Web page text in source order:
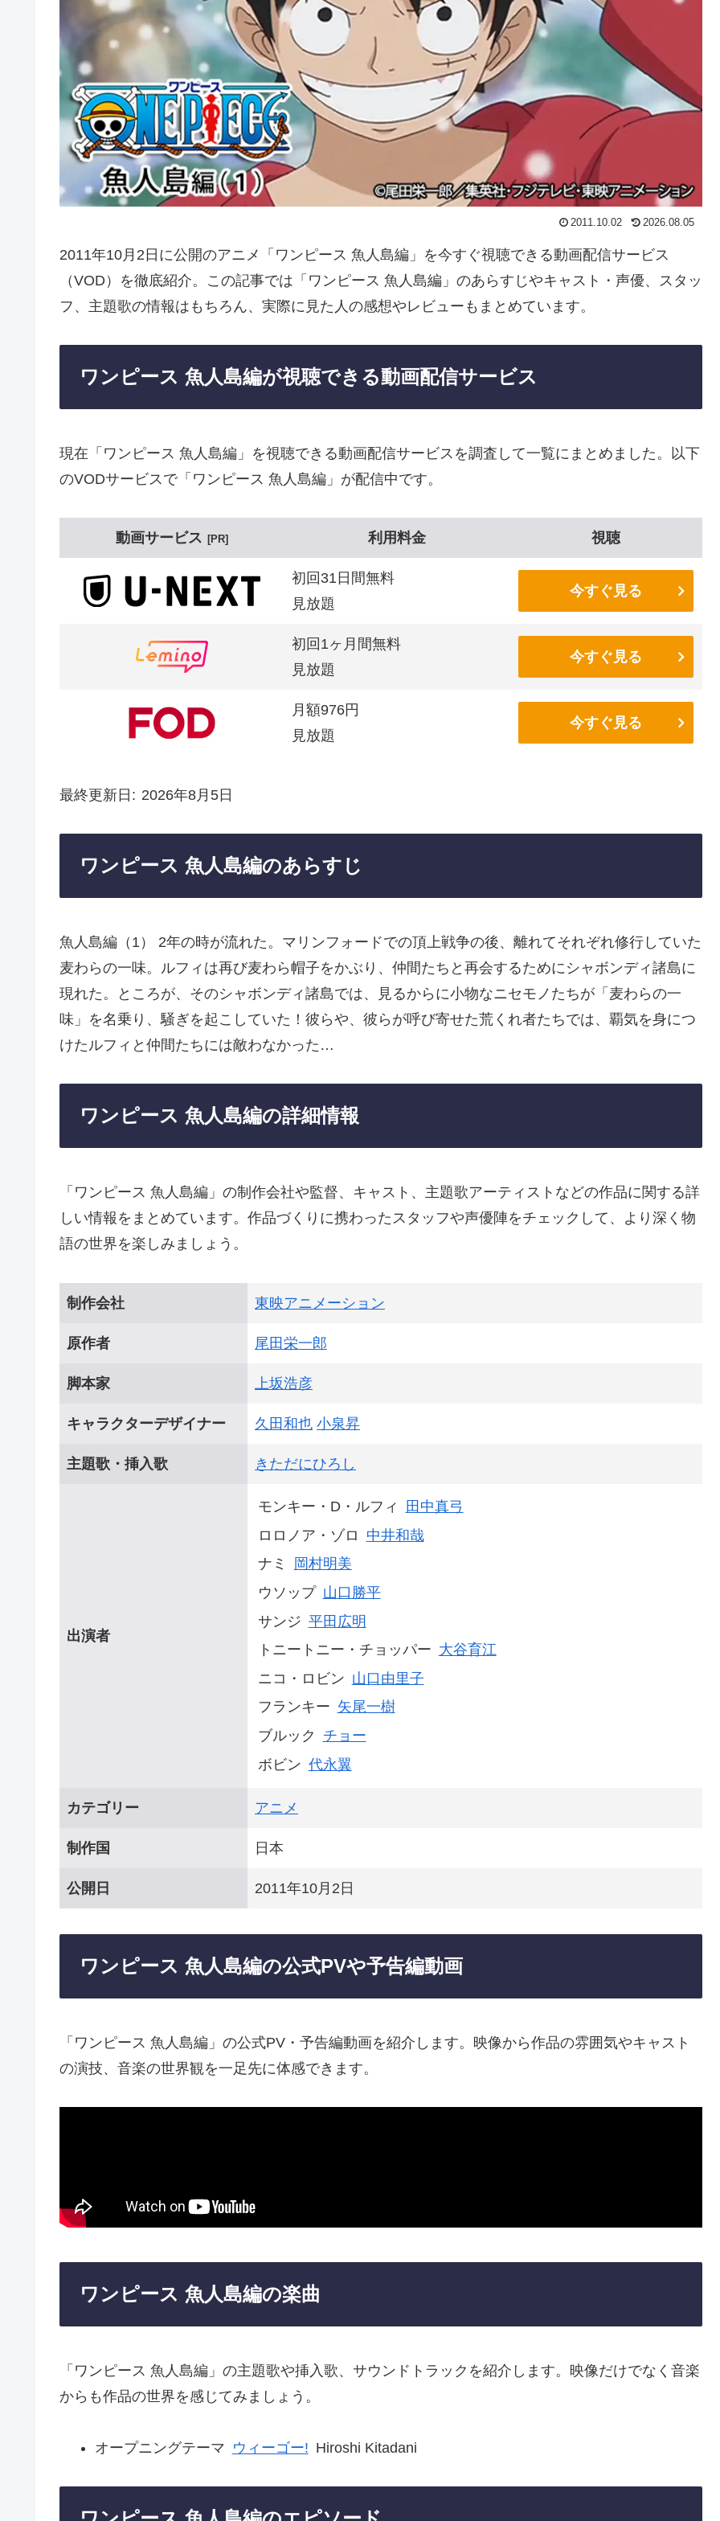
2011.10.02 2026.08.05
2011年10月2日に公開のアニメ「ワンピース 魚人島編」を今すぐ視聴できる動画配信サービス
（VOD）を徹底紹介。この記事では「ワンピース 魚人島編」のあらすじやキャスト・声優、スタッ
フ、主題歌の情報はもちろん、実際に見た人の感想やレビューもまとめています。
ワンピース 魚人島編が視聴できる動画配信サービス
現在「ワンピース 魚人島編」を視聴できる動画配信サービスを調査して一覧にまとめました。以下
のVODサービスで「ワンピース 魚人島編」が配信中です。
動画サービス PR 利用料金 視聴
初回31日間無料
見放題
今すぐ見る
初回1ヶ月間無料
見放題
今すぐ見る
月額976円
見放題
今すぐ見る
最終更新日 2026年8月5日
ワンピース 魚人島編のあらすじ
魚人島編（1） 2年の時が流れた。マリンフォードでの頂上戦争の後、離れてそれぞれ修行していた
麦わらの一味。ルフィは再び麦わら帽子をかぶり、仲間たちと再会するためにシャボンディ諸島に
現れた。ところが、そのシャボンディ諸島では、見るからに小物なニセモノたちが「麦わらの一
味」を名乗り、騒ぎを起こしていた！彼らや、彼らが呼び寄せた荒くれ者たちでは、覇気を身につ
けたルフィと仲間たちには敵わなかった…
ワンピース 魚人島編の詳細情報
「ワンピース 魚人島編」の制作会社や監督、キャスト、主題歌アーティストなどの作品に関する詳
しい情報をまとめています。作品づくりに携わったスタッフや声優陣をチェックして、より深く物
語の世界を楽しみましょう。
制作会社 東映アニメーション
原作者 尾田栄一郎
脚本家 上坂浩彦
キャラクターデザイナー 久田和也 小泉昇
主題歌・挿入歌 きただにひろし
出演者
モンキー・D・ルフィ
田中真弓
ロロノア・ゾロ
中井和哉
ナミ
岡村明美
ウソップ 山口勝平
サンジ 平田広明
トニートニー・チョッパー 大谷育江
ニコ・ロビン 山口由里子
フランキー 矢尾一樹
ブルック
チョー
ボビン 代永翼
カテゴリー アニメ
制作国 日本
公開日 2011年10月2日
ワンピース 魚人島編の公式PVや予告編動画
「ワンピース 魚人島編」の公式PV・予告編動画を紹介します。映像から作品の雰囲気やキャスト
の演技、音楽の世界観を一足先に体感できます。
ワンピース 魚人島編の楽曲
「ワンピース 魚人島編」の主題歌や挿入歌、サウンドトラックを紹介します。映像だけでなく音楽
からも作品の世界を感じてみましょう。
オープニングテーマ ウィーゴー! Hiroshi Kitadani